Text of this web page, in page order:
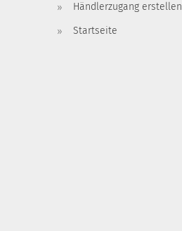
Händlerzugang erstellen
Startseite